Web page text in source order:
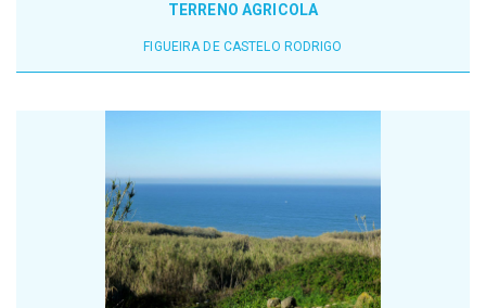
TERRENO AGRICOLA
FIGUEIRA DE CASTELO RODRIGO